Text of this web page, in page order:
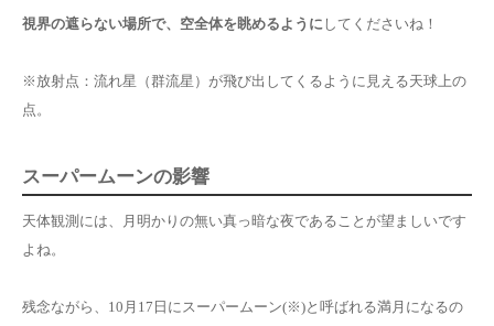
視界の遮らない場所で、空全体を眺めるように してくださいね！
※放射点：流れ星（群流星）が飛び出してくるように見える天球上の
点。
スーパームーンの影響
天体観測には、月明かりの無い真っ暗な夜であることが望ましいです
よね。
残念ながら、10月17日にスーパームーン(※)と呼ばれる満月になるの